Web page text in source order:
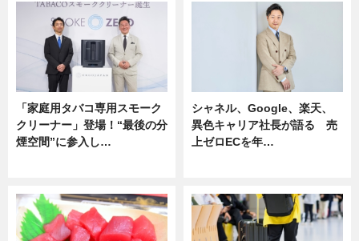
「家庭用タバコ専用スモーク
クリーナー」登場！“最後の分
煙空間”に参入し…
シャネル、Google、楽天、
異色キャリア社長が語る 売
上ゼロECを年…